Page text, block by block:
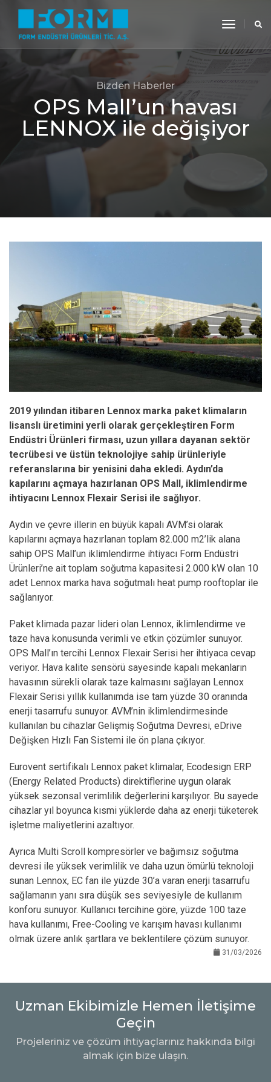
toggle
Bizden Haberler
OPS Mall’un havası
LENNOX ile değişiyor
2019 yılından itibaren Lennox marka paket klimaların
lisanslı üretimini yerli olarak gerçekleştiren Form
Endüstri Ürünleri firması, uzun yıllara dayanan sektör
tecrübesi ve üstün teknolojiye sahip ürünleriyle
referanslarına bir yenisini daha ekledi. Aydın’da
kapılarını açmaya hazırlanan OPS Mall, iklimlendirme
ihtiyacını Lennox Flexair Serisi ile sağlıyor.
Aydın ve çevre illerin en büyük kapalı AVM’si olarak
kapılarını açmaya hazırlanan toplam 82.000 m2’lik alana
sahip OPS Mall’un iklimlendirme ihtiyacı Form Endüstri
Ürünleri’ne ait toplam soğutma kapasitesi 2.000 kW olan 10
adet Lennox marka hava soğutmalı heat pump rooftoplar ile
sağlanıyor.
Paket klimada pazar lideri olan Lennox, iklimlendirme ve
taze hava konusunda verimli ve etkin çözümler sunuyor.
OPS Mall’ın tercihi Lennox Flexair Serisi her ihtiyaca cevap
veriyor. Hava kalite sensörü sayesinde kapalı mekanların
havasının sürekli olarak taze kalmasını sağlayan Lennox
Flexair Serisi yıllık kullanımda ise tam yüzde 30 oranında
enerji tasarrufu sunuyor. AVM’nin iklimlendirmesinde
kullanılan bu cihazlar Gelişmiş Soğutma Devresi, eDrive
Değişken Hızlı Fan Sistemi ile ön plana çıkıyor.
Eurovent sertifikalı Lennox paket klimalar, Ecodesign ERP
(Energy Related Products) direktiflerine uygun olarak
yüksek sezonsal verimlilik değerlerini karşılıyor. Bu sayede
cihazlar yıl boyunca kısmi yüklerde daha az enerji tüketerek
işletme maliyetlerini azaltıyor.
Ayrıca Multi Scroll kompresörler ve bağımsız soğutma
devresi ile yüksek verimlilik ve daha uzun ömürlü teknoloji
sunan Lennox, EC fan ile yüzde 30’a varan enerji tasarrufu
sağlamanın yanı sıra düşük ses seviyesiyle de kullanım
konforu sunuyor. Kullanıcı tercihine göre, yüzde 100 taze
hava kullanımı, Free-Cooling ve karışım havası kullanımı
olmak üzere anlık şartlara ve beklentilere çözüm sunuyor.
31/03/2026
Uzman Ekibimizle Hemen İletişime
Geçin
Projeleriniz ve çözüm ihtiyaçlarınız hakkında bilgi
almak için bize ulaşın.